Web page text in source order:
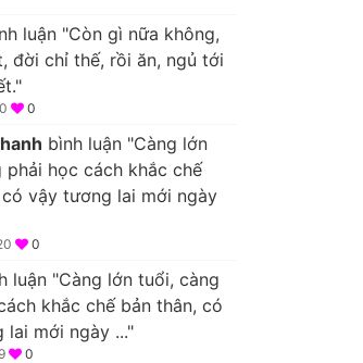
luận "Còn gì nữa không,
đời chỉ thế, rồi ăn, ngủ tới
0
bình luận "Càng lớn
phải học cách khắc chế
vậy tương lai mới ngày
0
luận "Càng lớn tuổi, càng
khắc chế bản thân, có
lai mới ngày ..."
0